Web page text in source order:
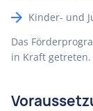
Kinder- und
Das
in Kraft getreten.